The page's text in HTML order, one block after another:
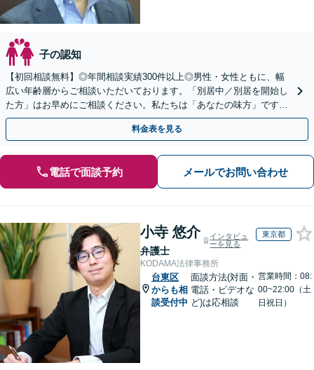
子の認知
【初回相談無料】◎年間相談実績300件以上◎男性・女性ともに、幅
広い年齢層からご相談いただいております。「別居中／別居を開始し
た方」はお早めにご相談ください。私たちは「あなたの味方」です。
経験豊富な私たちが最後まで丁寧にサポートします。
料金表を見る
電話で面談予約 メールでお問い合わせ
小寺 悠介
弁護士
インタビュ
ーを見る
東京都
KODAMA法律事務所
台東区
からも相
談受付中
面談方法(対面・
電話・ビデオな
ど)は応相談
営業時間：08:
00~22:00（土
日祝日）